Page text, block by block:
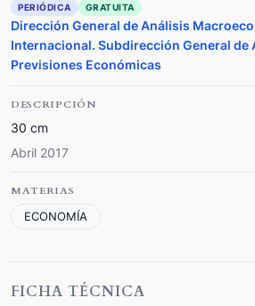
PERIÓDICA GRATUITA
Dirección General de Análisis
Internacional. Subdirección General de
Previsiones Económicas
DESCRIPCIÓN
30 cm
Abril 2017
MATERIAS
ECONOMÍA
FICHA TÉCNICA